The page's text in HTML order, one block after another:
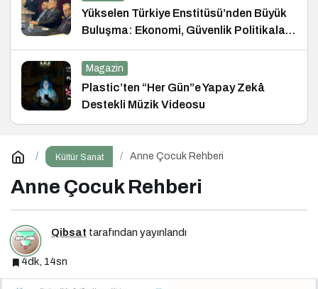
Yükselen Türkiye Enstitüsü’nden Büyük
Buluşma: Ekonomi, Güvenlik Politikaları
ve Hukuk Konferansı
Magazin
Plastic’ten “Her Gün”e Yapay Zekâ
Destekli Müzik Videosu
Kültür Sanat Anne Çocuk Rehberi
Anne Çocuk Rehberi
Qibsat tarafından yayınlandı
4dk, 14sn